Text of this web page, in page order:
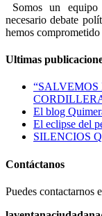
Somos un
necesario debate
hemos
Ultimas
El blog
El eclipse del
SILENCIOS
Contáctanos
Puedes contactarnos